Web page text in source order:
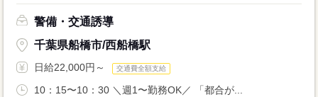
警備・交通誘導
千葉県船橋市/西船橋駅
日給22,000円～ 交通費全額支給
10：15〜10：30 ＼週1〜勤務OK／ 「都合が...